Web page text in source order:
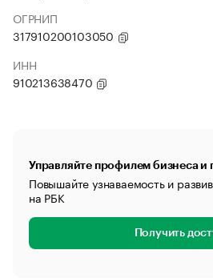
ОГРНИП
317910200103050
ИНН
910213638470
Управляйте профилем бизнеса и
Повышайте узнаваемость и
на РБК
Получить